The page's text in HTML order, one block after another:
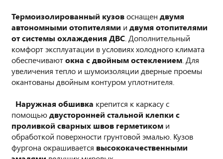
Термоизолированный кузовоснащен двумя
автономными отопителями и двумя отопителями
от системы охлаждения ДВС . Дополнительный
комфорт эксплуатации в условиях холодного климата
обеспечиваютокна с двойным остеклением . Для
увеличения тепло и шумоизоляции дверные проемы
окантованы двойным контуром уплотнителя.
Наружная обшивка крепится к каркасу с
помощьюдвусторонней стальной клепки с
проливкой сварных швов герметиком и
обработкой поверхности грунтовой эмалью. Кузов
фургона окрашивается высококачественными